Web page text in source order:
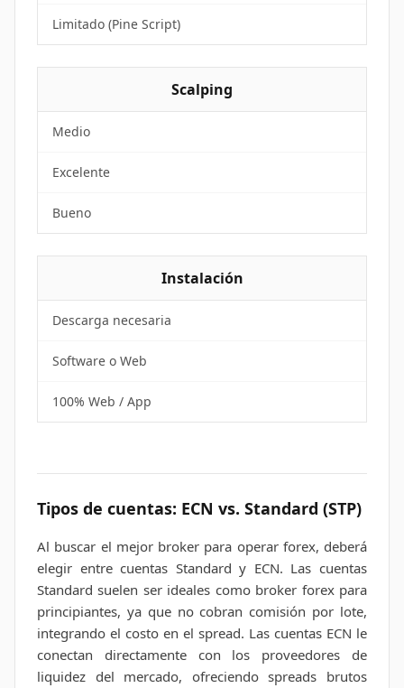
Limitado (Pine Script)
Scalping
Medio
Excelente
Bueno
Instalación
Descarga necesaria
Software o Web
100% Web / App
Tipos de cuentas: ECN vs. Standard (STP)
Al buscar el mejor broker para operar forex, deberá
elegir entre cuentas Standard y ECN. Las cuentas
Standard suelen ser ideales como broker forex para
principiantes, ya que no cobran comisión por lote,
integrando el costo en el spread. Las cuentas ECN le
conectan directamente con los proveedores de
liquidez del mercado, ofreciendo spreads brutos